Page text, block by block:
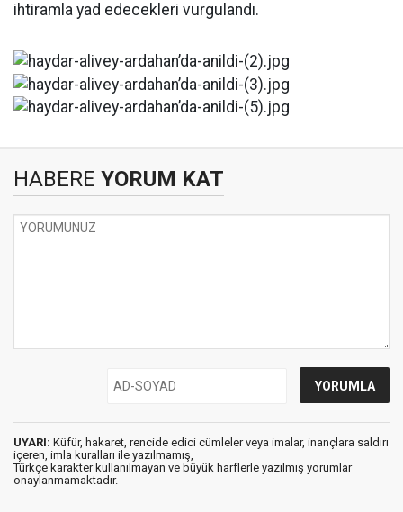
ihtiramla yad edecekleri vurgulandı.
HABERE YORUM KAT
UYARI: Küfür, hakaret, rencide edici cümleler veya imalar, inançlara saldırı
içeren, imla kuralları ile yazılmamış,
Türkçe karakter kullanılmayan ve büyük harflerle yazılmış yorumlar
onaylanmamaktadır.